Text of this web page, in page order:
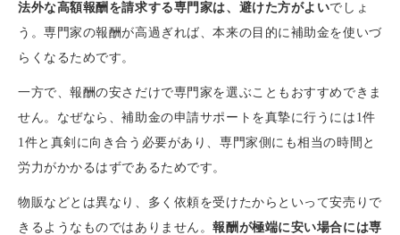
法外な高額報酬を請求する専門家は、避けた方がよいでしょ
う。専門家の報酬が高過ぎれば、本来の目的に補助金を使いづ
らくなるためです。
一方で、報酬の安さだけで専門家を選ぶこともおすすめできま
せん。なぜなら、補助金の申請サポートを真摯に行うには1件
1件と真剣に向き合う必要があり、専門家側にも相当の時間と
労力がかかるはずであるためです。
物販などとは異なり、多く依頼を受けたからといって安売りで
きるようなものではありません。報酬が極端に安い場合には専